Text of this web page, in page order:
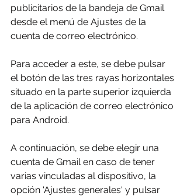
publicitarios de la bandeja de Gmail
desde el menú de Ajustes de la
cuenta de correo electrónico.
Para acceder a este, se debe pulsar
el botón de las tres rayas horizontales
situado en la parte superior izquierda
de la aplicación de correo electrónico
para Android.
A continuación, se debe elegir una
cuenta de Gmail en caso de tener
varias vinculadas al dispositivo, la
opción 'Ajustes generales' y pulsar